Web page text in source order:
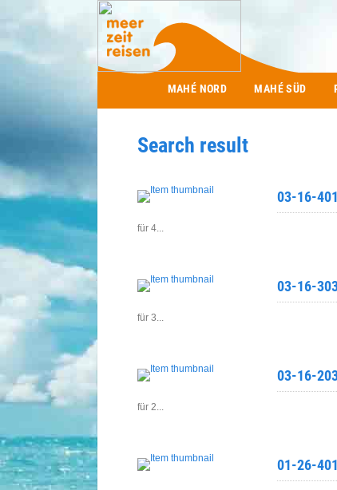
MAHÉ NORD MAHÉ SÜD
Search result
03-16-
für 4...
03-16-
für 3...
03-16-
für 2...
01-26-